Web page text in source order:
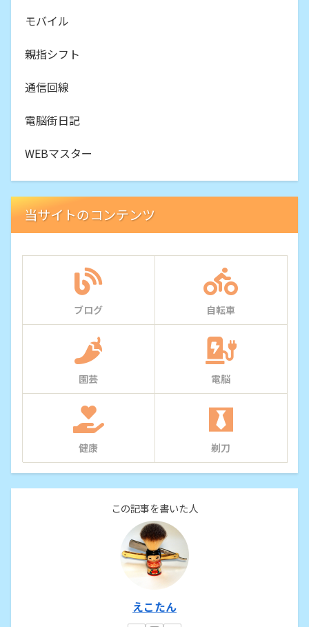
モバイル
親指シフト
通信回線
電脳街日記
WEBマスター
当サイトのコンテンツ
ブログ 自転車
園芸 電脳
健康 剃刀
この記事を書いた人
えこたん